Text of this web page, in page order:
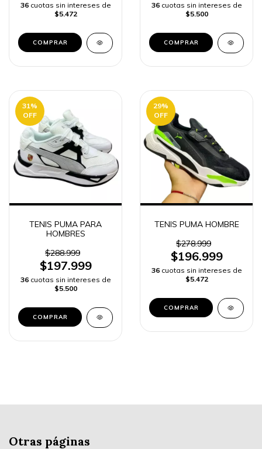
36 cuotas sin intereses de
$5.472
COMPRAR
36 cuotas sin intereses de
$5.500
COMPRAR
31%
OFF
TENIS PUMA PARA
HOMBRES
$288.999
$197.999
36 cuotas sin intereses de
$5.500
COMPRAR
29%
OFF
TENIS PUMA HOMBRE
$278.999
$196.999
36 cuotas sin intereses de
$5.472
COMPRAR
Otras páginas